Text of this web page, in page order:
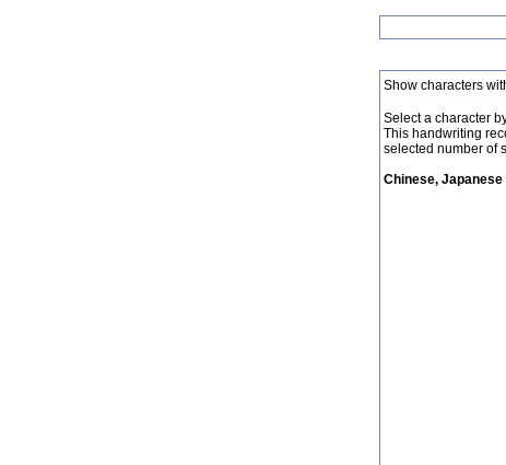
Show characters
Select a character
This handwriting
selected number of
Chinese, Japanese